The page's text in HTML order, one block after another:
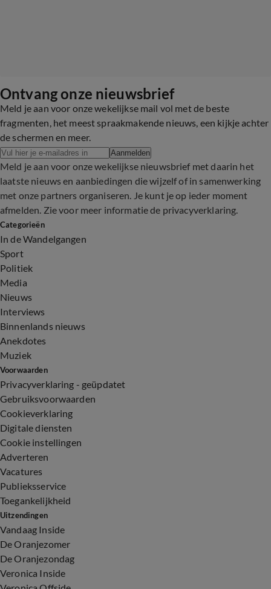
Ontvang onze nieuwsbrief
Meld je aan voor onze wekelijkse mail vol met de beste
fragmenten, het meest spraakmakende nieuws, een kijkje achter
de schermen en meer.
Aanmelden
Meld je aan voor onze wekelijkse nieuwsbrief met daarin het
laatste nieuws en aanbiedingen die wijzelf of in samenwerking
met onze partners organiseren. Je kunt je op ieder moment
afmelden. Zie voor meer informatie de privacyverklaring.
Categorieën
In de Wandelgangen
Sport
Politiek
Media
Nieuws
Interviews
Binnenlands nieuws
Anekdotes
Muziek
Voorwaarden
Privacyverklaring - geüpdatet
Gebruiksvoorwaarden
Cookieverklaring
Digitale diensten
Cookie instellingen
Adverteren
Vacatures
Publieksservice
Toegankelijkheid
Uitzendingen
Vandaag Inside
De Oranjezomer
De Oranjezondag
Veronica Inside